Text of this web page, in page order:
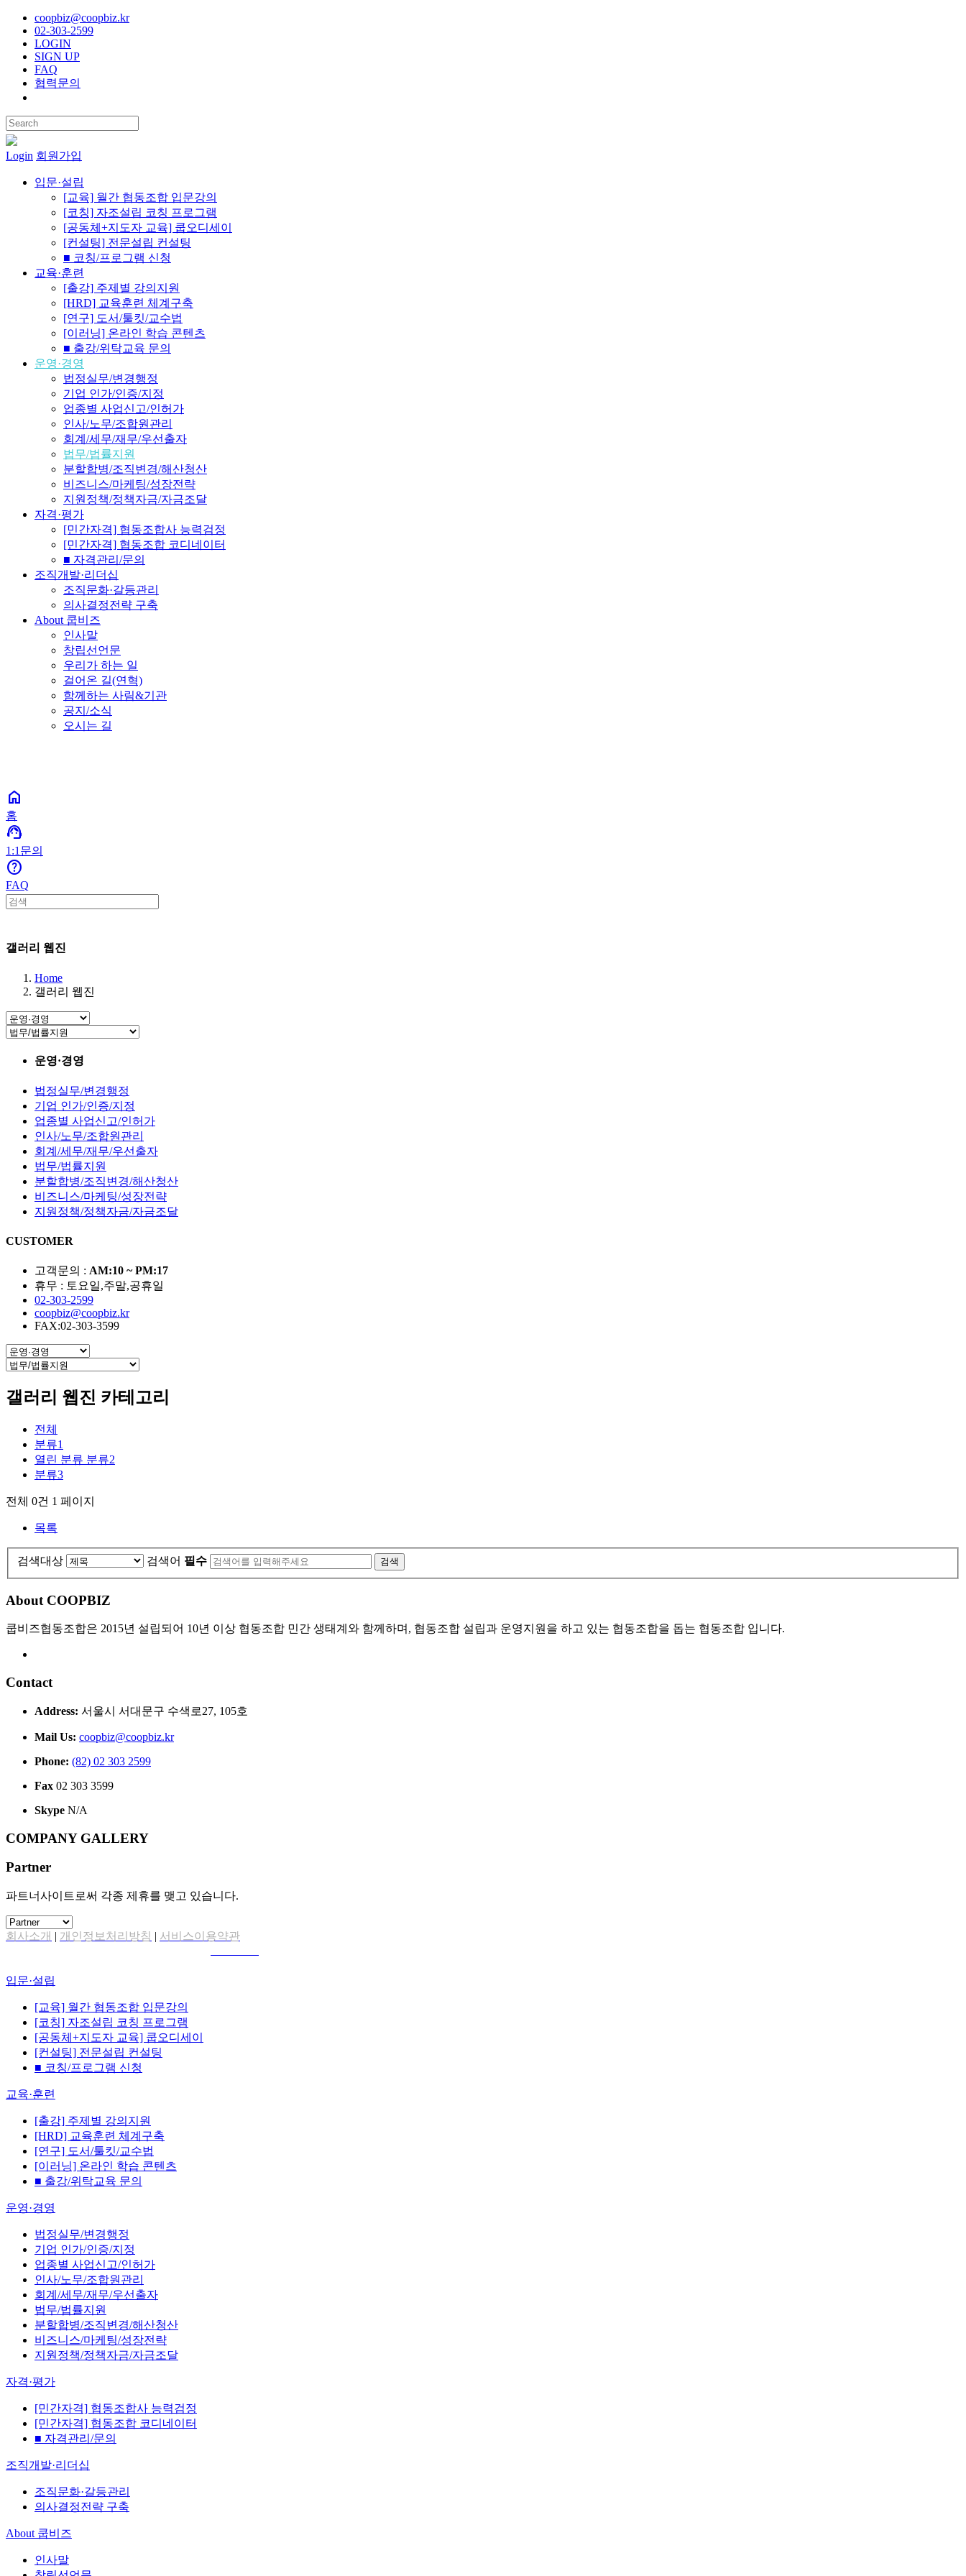
coopbiz@coopbiz.kr
02-303-2599
LOGIN
SIGN UP
FAQ
협력문의
Login 회원가입
입문·설립
[교육] 월간 협동조합 입문강의
[코칭] 자조설립 코칭 프로그램
[공동체+지도자 교육] 쿱오디세이
[컨설팅] 전문설립 컨설팅
■ 코칭/프로그램 신청
교육·훈련
[출강] 주제별 강의지원
[HRD] 교육훈련 체계구축
[연구] 도서/툴킷/교수법
[이러닝] 온라인 학습 콘텐츠
■ 출강/위탁교육 문의
운영·경영
법정실무/변경행정
기업 인가/인증/지정
업종별 사업신고/인허가
인사/노무/조합원관리
회계/세무/재무/우선출자
법무/법률지원
분할합병/조직변경/해산청산
비즈니스/마케팅/성장전략
지원정책/정책자금/자금조달
자격·평가
[민간자격] 협동조합사 능력검정
[민간자격] 협동조합 코디네이터
■ 자격관리/문의
조직개발·리더십
조직문화·갈등관리
의사결정전략 구축
About 쿱비즈
인사말
창립선언문
우리가 하는 일
걸어온 길(연혁)
함께하는 사림&기관
공지/소식
오시는 길
home
홈
support_agent
1:1문의
help_outline
FAQ
갤러리 웹진
Home
갤러리 웹진
운영·경영
법정실무/변경행정
기업 인가/인증/지정
업종별 사업신고/인허가
인사/노무/조합원관리
회계/세무/재무/우선출자
법무/법률지원
분할합병/조직변경/해산청산
비즈니스/마케팅/성장전략
지원정책/정책자금/자금조달
CUSTOMER
고객문의 : AM:10 ~ PM:17
휴무 : 토요일,주말,공휴일
02-303-2599
coopbiz@coopbiz.kr
FAX:02-303-3599
갤러리 웹진 카테고리
전체
분류1
열린 분류 분류2
분류3
전체 0건 1 페이지
목록
검색대상 검색어 필수
About COOPBIZ
쿱비즈협동조합은 2015년 설립되어 10년 이상 협동조합 민간 생태계와 함께하며, 협동조합 설립과 운영지원을 하고 있는 협동조합을 돕는 협동조합 입니다.
Contact
Address: 서울시 서대문구 수색로27, 105호
Mail Us: coopbiz@coopbiz.kr
Phone: (82) 02 303 2599
Fax 02 303 3599
Skype N/A
COMPANY GALLERY
Partner
파트너사이트로써 각종 제휴를 맺고 있습니다.
회사소개 | 개인정보처리방침 | 서비스이용약관
입문·설립
[교육] 월간 협동조합 입문강의
[코칭] 자조설립 코칭 프로그램
[공동체+지도자 교육] 쿱오디세이
[컨설팅] 전문설립 컨설팅
■ 코칭/프로그램 신청
교육·훈련
[출강] 주제별 강의지원
[HRD] 교육훈련 체계구축
[연구] 도서/툴킷/교수법
[이러닝] 온라인 학습 콘텐츠
■ 출강/위탁교육 문의
운영·경영
법정실무/변경행정
기업 인가/인증/지정
업종별 사업신고/인허가
인사/노무/조합원관리
회계/세무/재무/우선출자
법무/법률지원
분할합병/조직변경/해산청산
비즈니스/마케팅/성장전략
지원정책/정책자금/자금조달
자격·평가
[민간자격] 협동조합사 능력검정
[민간자격] 협동조합 코디네이터
■ 자격관리/문의
조직개발·리더십
조직문화·갈등관리
의사결정전략 구축
About 쿱비즈
인사말